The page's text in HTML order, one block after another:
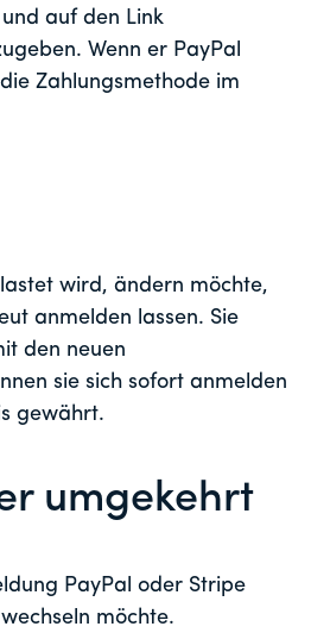
auf den Link
Wenn er PayPal
Zahlungsmethode im
wird, ändern möchte,
anmelden lassen. Sie
den neuen
sie sich sofort anmelden
gewährt.
umgekehrt
PayPal oder Stripe
möchte.